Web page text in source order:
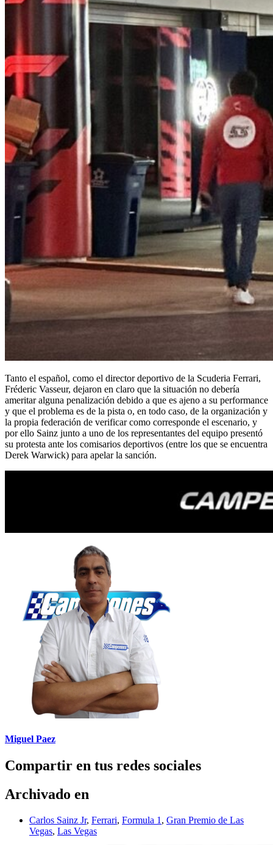
Tanto el español, como el director deportivo de la Scuderia Ferrari,
Fréderic Vasseur, dejaron en claro que la situación no debería
ameritar alguna penalización debido a que es ajeno a su performance
y que el problema es de la pista o, en todo caso, de la organización y
la propia federación de verificar como corresponde el escenario, y
por ello Sainz junto a uno de los representantes del equipo presentó
su protesta ante los comisarios deportivos (entre los que se encuentra
Derek Warwick) para apelar la sanción.
Miguel Paez
Compartir en tus redes sociales
Archivado en
Carlos Sainz Jr, Ferrari, Formula 1 , Gran Premio de Las
Vegas, Las Vegas